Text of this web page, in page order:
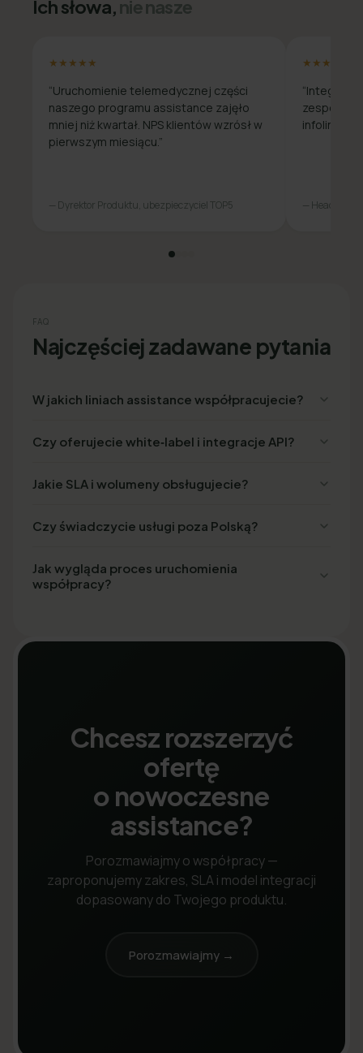
Ich słowa,nie nasze
★★★★★
“Uruchomienie telemedycznej części
naszego programu assistance zajęło
mniej niż kwartał. NPS klientów wzrósł w
pierwszym miesiącu.”
— Dyrektor Produktu, ubezpieczyciel TOP5
★★★★★
zespolony
infolinię o
— Head of
FAQ
Najczęściej zadawane pytania
W jakich liniach assistance współpracujecie?
Czy oferujecie white‑label i integracje API?
Jakie SLA i wolumeny obsługujecie?
Czy świadczycie usługi poza Polską?
Jak wygląda proces uruchomienia
współpracy?
Chcesz rozszerzyć
ofertę
o nowoczesne
assistance?
Porozmawiajmy o współpracy —
zaproponujemy zakres, SLA i model integracji
dopasowany do Twojego produktu.
Porozmawiajmy →